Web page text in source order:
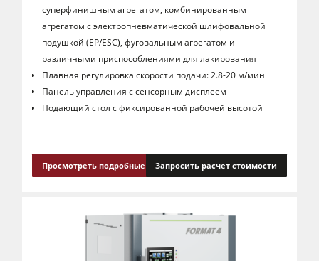
Прессы для брикетов
Аспирационные установки с очисткой воздуха
Аспирационная установка с очисткой воздуха
Программное обеспечение F4Solutions
суперфинишным агрегатом, комбинированным
агрегатом с электропневматической шлифовальной
подушкой (EP/ESC), фуговальным агрегатом и
различными приспособлениями для лакирования
Плавная регулировка скорости подачи: 2.8-20 м/мин
Панель управления с сенсорным дисплеем
Подающий стол с фиксированной рабочей высотой
Просмотреть подробные сведенияЗапросить расчет стоимости